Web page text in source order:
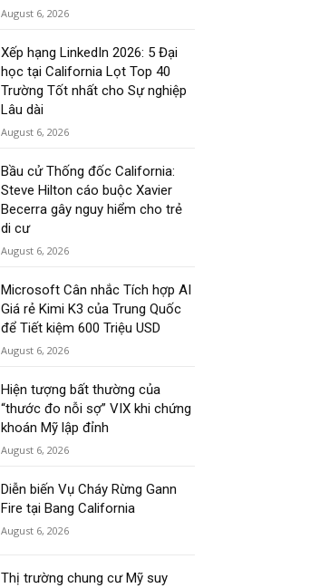
August 6, 2026
Xếp hạng LinkedIn 2026: 5 Đại
học tại California Lọt Top 40
Trường Tốt nhất cho Sự nghiệp
Lâu dài
August 6, 2026
Bầu cử Thống đốc California:
Steve Hilton cáo buộc Xavier
Becerra gây nguy hiểm cho trẻ
di cư
August 6, 2026
Microsoft Cân nhắc Tích hợp AI
Giá rẻ Kimi K3 của Trung Quốc
để Tiết kiệm 600 Triệu USD
August 6, 2026
Hiện tượng bất thường của
“thước đo nỗi sợ” VIX khi chứng
khoán Mỹ lập đỉnh
August 6, 2026
Diễn biến Vụ Cháy Rừng Gann
Fire tại Bang California
August 6, 2026
Thị trường chung cư Mỹ suy